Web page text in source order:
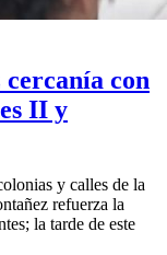
con
II y
y calles de la
refuerza la
la tarde de este